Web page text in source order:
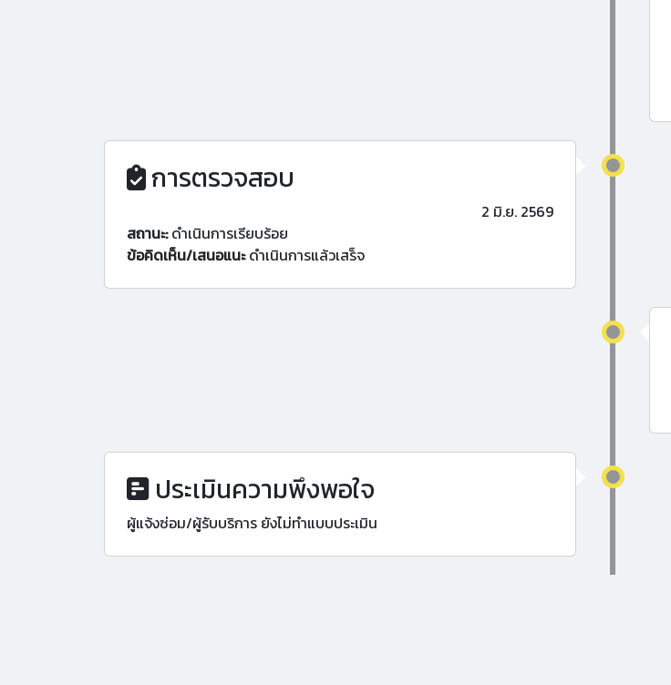
การตรวจสอบ
2 มิ.ย. 2569
สถานะ:ดำเนินการเรียบร้อย
ข้อคิดเห็น/เสนอแนะดำเนินการแล้วเสร็จ
ประเมินความพึงพอใจ
ผู้แจ้งซ่อม/ผู้รับบริการ ยังไม่ทำแบบประเมิน